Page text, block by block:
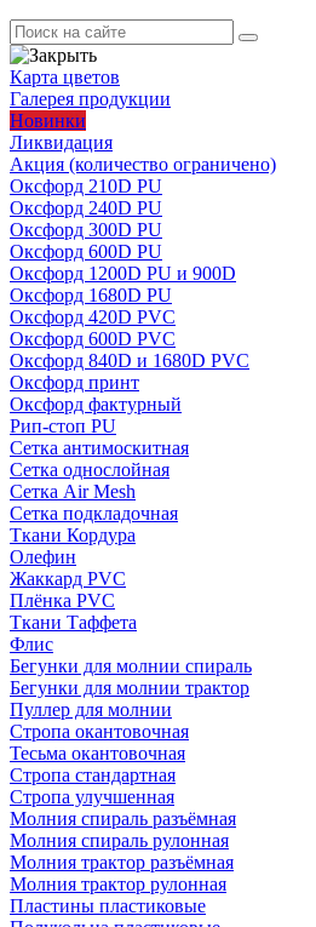
Карта цветов
Галерея продукции
Новинки
Ликвидация
Акция (количество ограничено)
Оксфорд 210D PU
Оксфорд 240D PU
Оксфорд 300D PU
Оксфорд 600D PU
Оксфорд 1200D PU и 900D
Оксфорд 1680D PU
Оксфорд 420D PVC
Оксфорд 600D PVC
Оксфорд 840D и 1680D PVC
Оксфорд принт
Оксфорд фактурный
Рип-стоп PU
Сетка антимоскитная
Сетка однослойная
Сетка Air Mesh
Сетка подкладочная
Ткани Кордура
Олефин
Жаккард PVC
Плёнка PVC
Ткани Таффета
Флис
Бегунки для молнии спираль
Бегунки для молнии трактор
Пуллер для молнии
Стропа окантовочная
Тесьма окантовочная
Стропа стандартная
Стропа улучшенная
Молния спираль разъёмная
Молния спираль рулонная
Молния трактор разъёмная
Молния трактор рулонная
Пластины пластиковые